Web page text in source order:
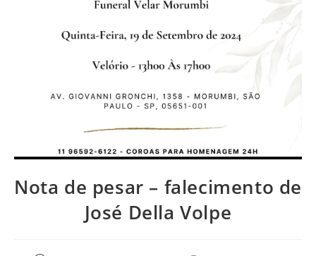
Nota de pesar – falecimento de
José Della Volpe